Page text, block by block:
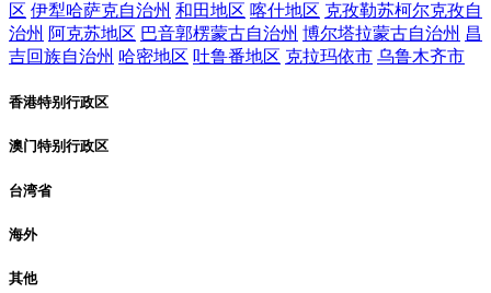
区 伊犁哈萨克自治州 和田地区 喀什地区 克孜勒苏柯尔克孜自
治州 阿克苏地区 巴音郭楞蒙古自治州 博尔塔拉蒙古自治州 昌
吉回族自治州 哈密地区 吐鲁番地区 克拉玛依市 乌鲁木齐市
香港特别行政区
澳门特别行政区
台湾省
海外
其他